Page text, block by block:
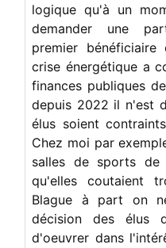
logique qu'à un
demander une
premier
crise énergétique a
finances publiques
depuis 2022 il n'est
élus soient
Chez moi par
salles de sports de
qu'elles coutaient
Blague à part on
décision des élus
d'oeuvrer dans